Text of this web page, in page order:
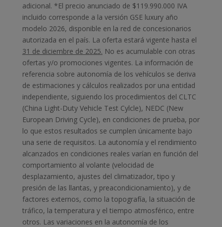
adicional. *El precio anunciado de $119.990.000 IVA
incluido corresponde a la versión GSE luxury año
modelo 2026, disponible en la red de concesionarios
autorizada en el país. La oferta estará vigente hasta el
31 de diciembre de 2025. No es acumulable con otras
ofertas y/o promociones vigentes. La información de
referencia sobre autonomía de los vehículos se deriva
de estimaciones y cálculos realizados por una entidad
independiente, siguiendo los procedimientos del CLTC
(China Light-Duty Vehicle Test Cylcle), NEDC (New
European Driving Cycle), en condiciones de prueba, por
lo que estos resultados se cumplen únicamente bajo
una serie de requisitos. La autonomía y el rendimiento
alcanzados en condiciones reales varían en función del
comportamiento al volante (velocidad de
desplazamiento, ajustes del climatizador, tipo y
presión de las llantas, y preacondicionamiento), y de
factores externos, como la topografía, la situación de
tráfico, la temperatura y el tiempo atmosférico, entre
otros. Las variaciones en la autonomía de los